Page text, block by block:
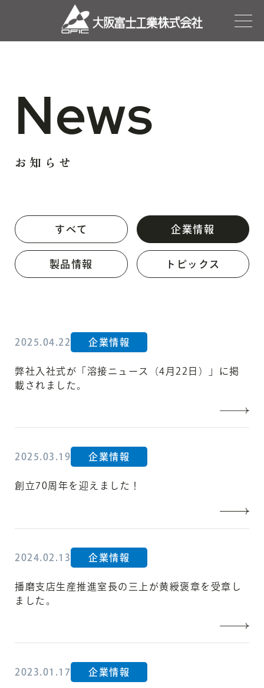
News
お知らせ
すべて 企業情報
製品情報 トピックス
2025.04.22 企業情報
弊社入社式が「溶接ニュース（4月22日）」に掲
載されました。
2025.03.19 企業情報
創立70周年を迎えました！
2024.02.13 企業情報
播磨支店生産推進室長の三上が黄綬褒章を受章し
ました。
2023.01.17 企業情報